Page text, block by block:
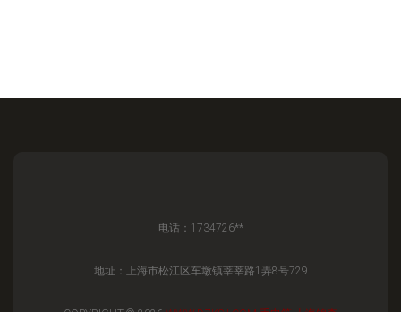
电话：1734726**
地址：上海市松江区车墩镇莘莘路1弄8号729